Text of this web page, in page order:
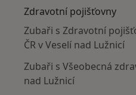
Zdravotní pojišťovny
Zubaři s Zdravotní
ČR v Veselí nad Lužnicí
Zubaři s Všeobecná
nad Lužnicí